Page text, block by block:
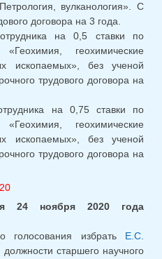
вулканология». С
договора на 3 года.
на 0,5 ставки по
геохимические
ископаемых», без ученой
трудового договора на
на 0,75 ставки по
геохимические
ископаемых», без ученой
трудового договора на
24 ноября 2020 года
голосования избрать Е.С.
должности старшего научного